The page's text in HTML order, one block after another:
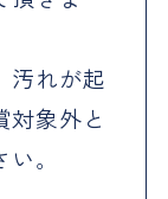
汚れが起
象外と
。